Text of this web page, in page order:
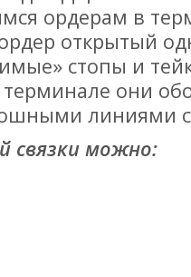
ордерам в
открытый
стопы и
они
линиями
связки можно: